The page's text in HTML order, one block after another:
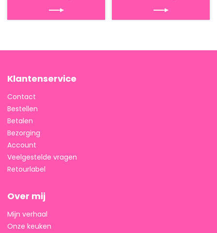
Klantenservice
Contact
Bestellen
Betalen
Bezorging
Account
Veelgestelde vragen
Retourlabel
Over mij
Mijn verhaal
Onze keuken